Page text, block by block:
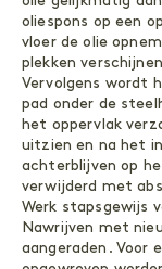
oliespons op een
vloer de olie
plekken
Vervolgens wordt
pad onder de
het oppervlak
uitzien en na het
achterblijven op
verwijderd met
Werk stapsgewijs
Nawrijven met
aangeraden. Voor